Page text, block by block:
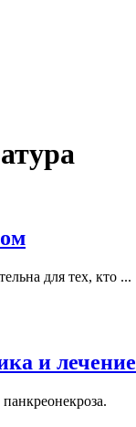
для тех, кто ...
и лечение